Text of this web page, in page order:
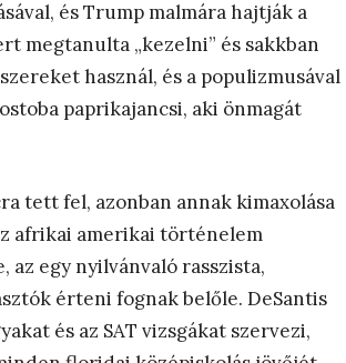
és Trump malmára hajtják a
megtanulta „kezelni” és sakkban
használ, és a populizmusával
paprikajancsi, aki önmagát
tett fel, azonban annak kimaxolása
afrikai amerikai történelem
egy nyilvánvaló rasszista,
érteni fognak belőle. DeSantis
és az SAT vizsgákat szervezi,